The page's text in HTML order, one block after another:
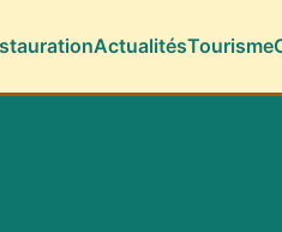
ActualitésTourisme